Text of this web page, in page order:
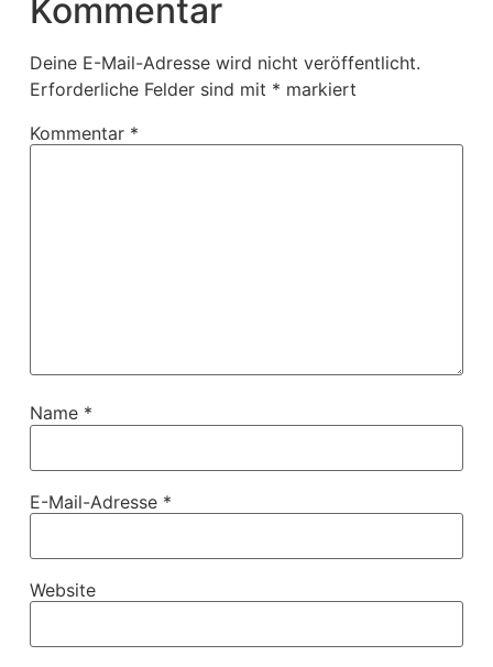
Kommentar
Deine E-Mail-Adresse wird nicht veröffentlicht.
Erforderliche Felder sind mit * markiert
Kommentar *
Name *
E-Mail-Adresse *
Website